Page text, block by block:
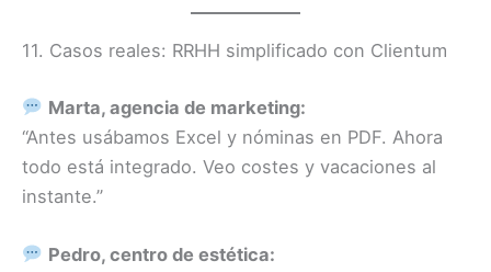
11. Casos reales: RRHH simplificado con Clientum
Marta, agencia de marketing:
“Antes usábamos Excel y nóminas en PDF. Ahora
todo está integrado. Veo costes y vacaciones al
instante.”
Pedro, centro de estética: